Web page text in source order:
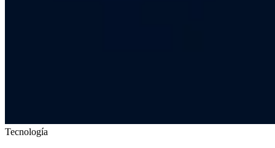
Tecnología